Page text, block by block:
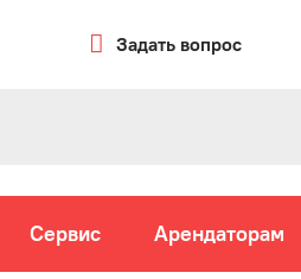
Задать вопрос
Сервис Арендаторам